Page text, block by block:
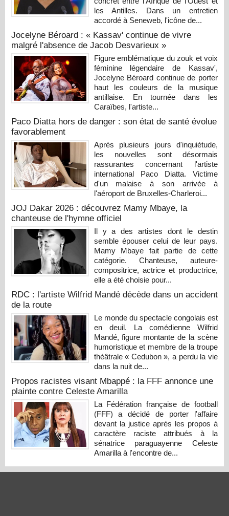
les Antilles. Dans un entretien
accordé à Seneweb, l'icône de...
Jocelyne Béroard : « Kassav' continue de vivre
malgré l'absence de Jacob Desvarieux »
Figure emblématique du zouk et voix
féminine légendaire de Kassav',
Jocelyne Béroard continue de porter
haut les couleurs de la musique
antillaise. En tournée dans les
Caraïbes, l'artiste...
Paco Diatta hors de danger : son état de santé évolue
favorablement
Après plusieurs jours d'inquiétude,
les nouvelles sont désormais
rassurantes concernant l'artiste
international Paco Diatta. Victime
d'un malaise à son arrivée à
l'aéroport de Bruxelles-Charleroi...
JOJ Dakar 2026 : découvrez Mamy Mbaye, la
chanteuse de l'hymne officiel
Il y a des artistes dont le destin
semble épouser celui de leur pays.
Mamy Mbaye fait partie de cette
catégorie. Chanteuse, auteure-
compositrice, actrice et productrice,
elle a été choisie pour...
RDC : l'artiste Wilfrid Mandé décède dans un accident
de la route
Le monde du spectacle congolais est
en deuil. La comédienne Wilfrid
Mandé, figure montante de la scène
humoristique et membre de la troupe
théâtrale « Cedubon », a perdu la vie
dans la nuit de...
Propos racistes visant Mbappé : la FFF annonce une
plainte contre Celeste Amarilla
La Fédération française de football
(FFF) a décidé de porter l'affaire
devant la justice après les propos à
caractère raciste attribués à la
sénatrice paraguayenne Celeste
Amarilla à l'encontre de...